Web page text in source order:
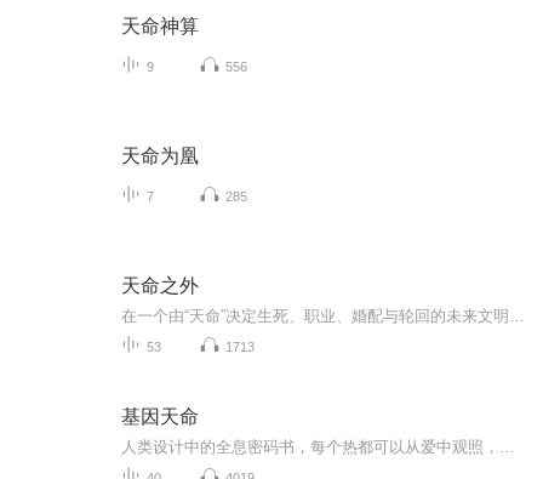
天命神算
9 556
天命为凰
7 285
天命之外
53 1713
基因天命